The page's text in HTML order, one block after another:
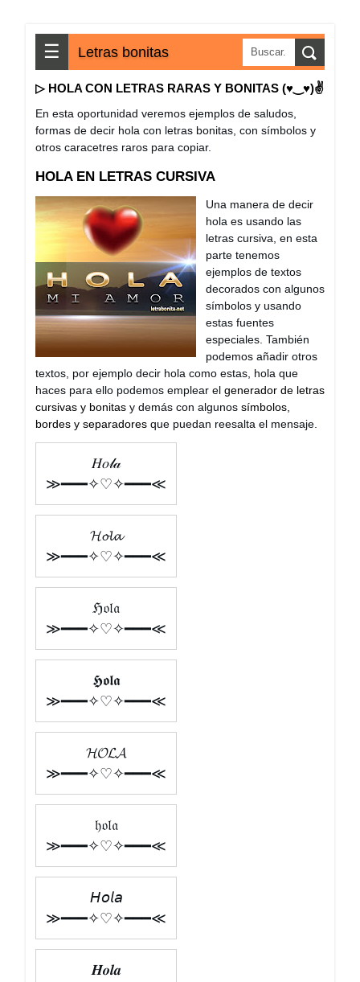
☰ Letras bonitas
▷ HOLA CON LETRAS RARAS Y BONITAS (♥‿♥)✌
En esta oportunidad veremos ejemplos de saludos,
formas de decir hola con letras bonitas, con símbolos y
otros caracetres raros para copiar.
HOLA EN LETRAS CURSIVA
Una manera de decir
hola es usando las
letras cursiva, en esta
parte tenemos
ejemplos de textos
decorados con algunos
símbolos y usando
estas fuentes
especiales. También
podemos añadir otros
textos, por ejemplo decir hola como estas, hola que
haces para ello podemos emplear el generador de letras
cursivas y bonitas y demás con algunos símbolos,
bordes y separadores que puedan reesalta el mensaje.
𝐻𝑜𝓁𝒶
≫━━━✧♡✧━━━≪
𝓗𝓸𝓵𝓪
≫━━━✧♡✧━━━≪
ℌ𝔬𝔩𝔞
≫━━━✧♡✧━━━≪
𝕳𝖔𝖑𝖆
≫━━━✧♡✧━━━≪
𝓗𝓞𝓛𝓐
≫━━━✧♡✧━━━≪
𝔥𝔬𝔩𝔞
≫━━━✧♡✧━━━≪
𝘏𝘰𝘭𝘢
≫━━━✧♡✧━━━≪
𝑯𝒐𝒍𝒂